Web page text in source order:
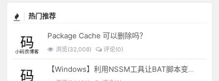
热门推荐
Package Cache 可以删除吗？
浏览(32,008) 评论(0)
【Windows】利用NSSM工具让BAT脚本变成后台服务